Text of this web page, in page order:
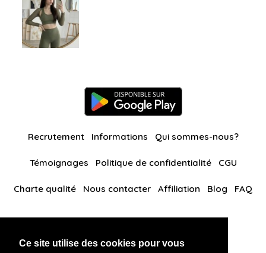
Ce site utilise des cookies pour vous
Recrutement Informations Qui sommes-nous?
Témoignages Politique de confidentialité CGU
Charte qualité Nous contacter Affiliation Blog FAQ